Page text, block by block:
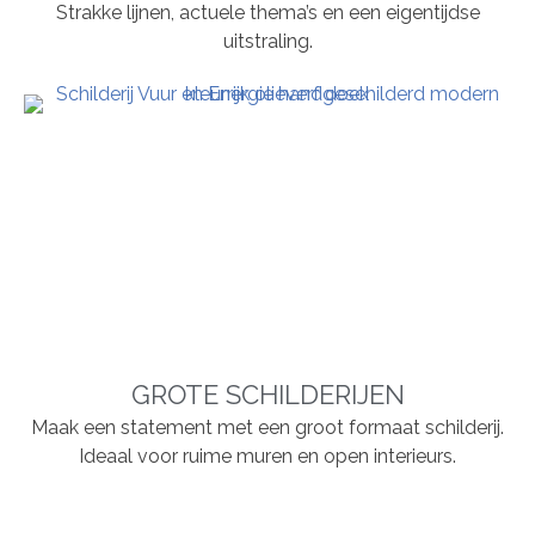
Strakke lijnen, actuele thema’s en een eigentijdse
uitstraling.
GROTE SCHILDERIJEN
Maak een statement met een groot formaat schilderij.
Ideaal voor ruime muren en open interieurs.